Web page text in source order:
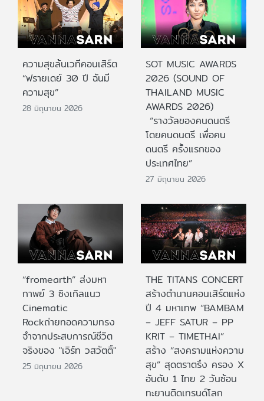
ความสุขล้นเวทีคอนเสิร์ต
“ฟรายเดย์ 30 ปี ฉันมี
ความสุข”
28 มิถุนายน 2026
SOT MUSIC AWARDS
2026 (SOUND OF
THAILAND MUSIC
AWARDS 2026)
“รางวัลของคนดนตรี
โดยคนดนตรี เพื่อคน
ดนตรี ครั้งแรกของ
ประเทศไทย”
27 มิถุนายน 2026
“fromearth” ส่งมหา
กาพย์ 3 ซิงเกิลแนว
Cinematic
Rockถ่ายทอดความทรง
จำจากประสบการณ์ชีวิต
จริงของ "เอิร์ท วสวัตติ์"
25 มิถุนายน 2026
THE TITANS CONCERT
สร้างตำนานคอนเสิร์ตแห่ง
ปี 4 มหาเทพ “BAMBAM
– JEFF SATUR – PP
KRIT – TIMETHAI”
สร้าง “สงครามแห่งความ
สุข” สุดตราตรึง ครอง X
อันดับ 1 ไทย 2 วันซ้อน
ทะยานติดเทรนด์โลก